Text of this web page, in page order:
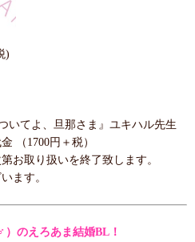
)
いてよ、旦那さま』ユキハル先生
（1700円＋税）
お取り扱いを終了致します。
ます。
のえろあま結婚BL！